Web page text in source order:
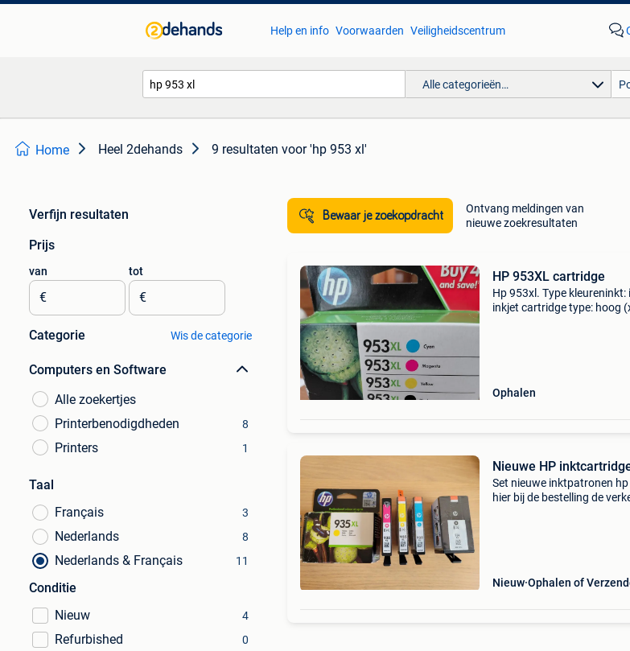
Help en info Voorwaarden Veiligheidscentrum
Alle categorieën…
Home Heel 2dehands 9 resultaten voor 'hp 953 xl'
Verfijn resultaten
Prijs
van
€
tot
€
Categorie Wis de categorie
Computers en Software
Alle zoekertjes
Printerbenodigdheden
8
Printers 1
Taal
Français
3
Nederlands 8
Nederlands & Français 11
Conditie
Nieuw
4
Refurbished 0
Bewaar je zoekopdracht
Ontvang meldingen van
nieuwe zoekresultaten
HP 953XL cartridge
Hp 953xl. Type
inkjet cartridge type: hoog
Ophalen
Nieuwe HP
Set nieuwe inktpatronen
hier bij de bestelling de
Nieuw Ophalen of